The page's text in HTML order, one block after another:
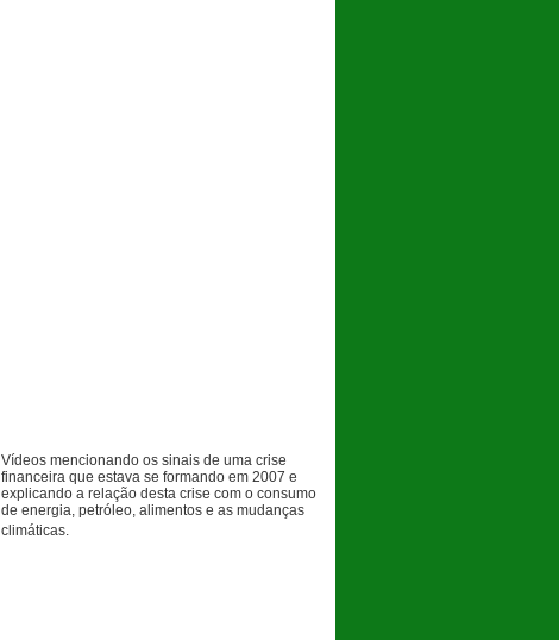
Vídeosmencionando os sinais de uma crise
financeira que estava se formando em 2007 e
explicando a relação desta crise com o consumo
de energia, petróleo, alimentos e as mudanças
climáticas.